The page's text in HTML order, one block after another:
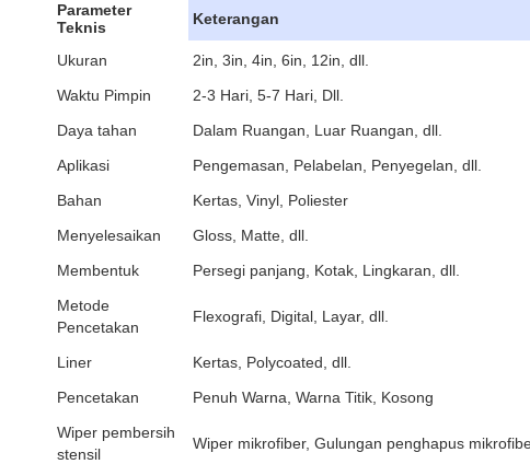
Parameter
Teknis
Keterangan
Ukuran
2in, 3in, 4in, 6in, 12in, dll.
Waktu Pimpin
2-3 Hari, 5-7 Hari, Dll.
Daya tahan
Dalam Ruangan, Luar Ruangan, dll.
Aplikasi
Pengemasan, Pelabelan, Penyegelan, dll.
Bahan
Kertas, Vinyl, Poliester
Menyelesaikan
Gloss, Matte, dll.
Membentuk
Persegi panjang, Kotak, Lingkaran, dll.
Metode
Pencetakan
Flexografi, Digital, Layar, dll.
Liner
Kertas, Polycoated, dll.
Pencetakan
Penuh Warna, Warna Titik, Kosong
Wiper pembersih
stensil
Wiper mikrofiber, Gulungan penghapus